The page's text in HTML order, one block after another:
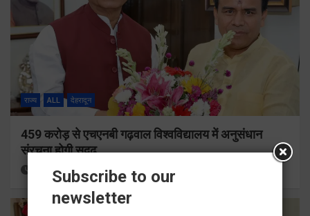
राज्य ALL देहरादून
459 करोड़ से एचएनबी गढ़वाल विश्वविद्यालय में अनुसंधान
संरचना होगी सुदृढ
22 hours ago Viri Gairola
Subscribe to our
newsletter